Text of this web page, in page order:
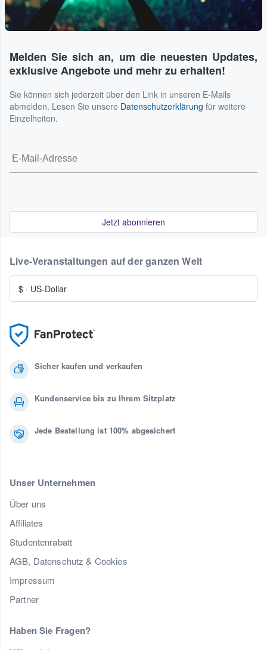
Melden Sie sich an, um die neuesten Updates,
exklusive Angebote und mehr zu erhalten!
Sie können sich jederzeit über den Link in unseren E-Mails
abmelden. Lesen Sie unsere Datenschutzerklärung für weitere
Einzelheiten.
Jetzt abonnieren
Sicher kaufen und verkaufen
Kundenservice bis zu Ihrem Sitzplatz
Jede Bestellung ist 100% abgesichert
Unser Unternehmen
Über uns
Affiliates
Studentenrabatt
AGB, Datenschutz & Cookies
Impressum
Partner
Haben Sie Fragen?
Live-Veranstaltungen auf der ganzen Welt
$ · US-Dollar